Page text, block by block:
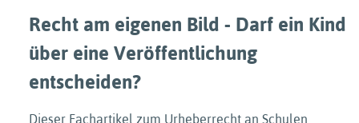
Recht am eigenen Bild - Darf ein Kind
über eine Veröffentlichung
entscheiden?
Dieser Fachartikel zum Urheberrecht an Schulen